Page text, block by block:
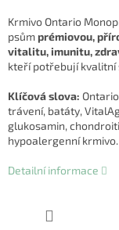
Krmivo Ontario
psůmprémiovou,
vitalitu, imunitu,
kteří potřebují kvalitní
Klíčová slova:
trávení, batáty,
glukosamin,
hypoalergenní krmivo.
Detailní informace